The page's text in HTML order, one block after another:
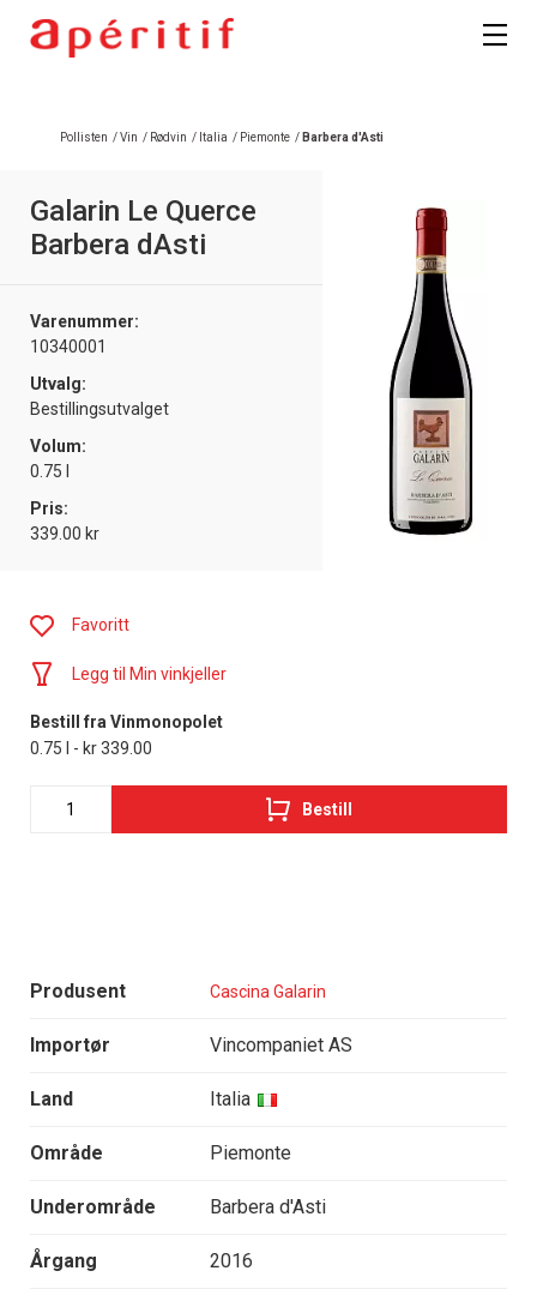
Pollisten /Vin / Rødvin / Italia / Piemonte / Barbera d'Asti
Galarin Le Querce
Barbera dAsti
Varenummer:
10340001
Utvalg:
Bestillingsutvalget
Volum:
0.75 l
Pris:
339.00 kr
Produsent Cascina Galarin
Importør Vincompaniet AS
Land Italia
Område Piemonte
Underområde Barbera d'Asti
Årgang 2016
Favoritt
Legg til Min vinkjeller
Bestill fra Vinmonopolet
0.75 l - kr 339.00
Bestill